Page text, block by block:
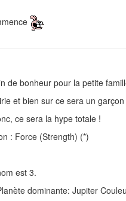
de bonheur pour la petite
et bien sur ce sera un
ce sera la hype totale !
: Force (Strength) (*)
est 3.
dominante: Jupiter